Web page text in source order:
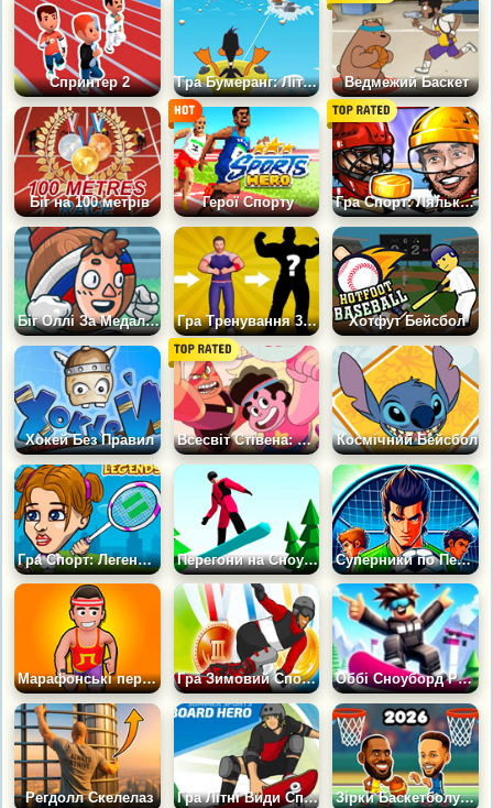
Спринтер 2 Гра Бумеранг: Літні види спорту Ведмежий Баскет
Біг на 100 метрів Герої Спорту Гра Спорт: Ляльковий Хокей
Біг Оллі За Медалями Гра Тренування 3Д: Нарощуйте М'язи Хотфут Бейсбол
Хокей Без Правил Всесвіт Стівена: Пляжний волейбол Космічний Бейсбол
Гра Спорт: Легенди Бадмінтону Перегони на Сноубордах Суперники по Пенальті
Марафонські перегони іо Гра Зимовий Спорт: Герой Сноуборду Оббі Сноуборд Рейс Паркур
Регдолл Скелелаз Гра Літні Види Спорту: Герой Скейтборду Зірки Баскетболу 2026